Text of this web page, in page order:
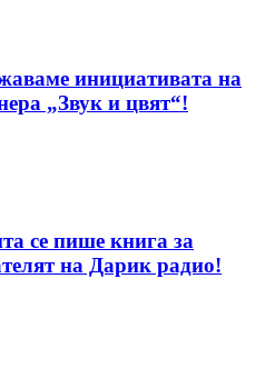
инициативата на
„Звук и цвят“!
се пише книга за
на Дарик радио!